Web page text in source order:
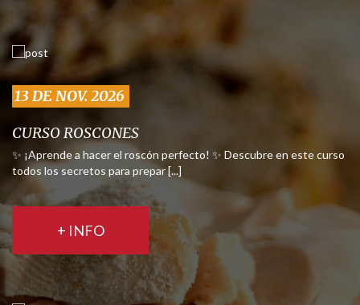
13 DE NOV. 2026
CURSO ROSCONES
✨ ¡Aprende a hacer el roscón perfecto! ✨ Descubre en este curso
todos los secretos para prepar [...]
+ INFO